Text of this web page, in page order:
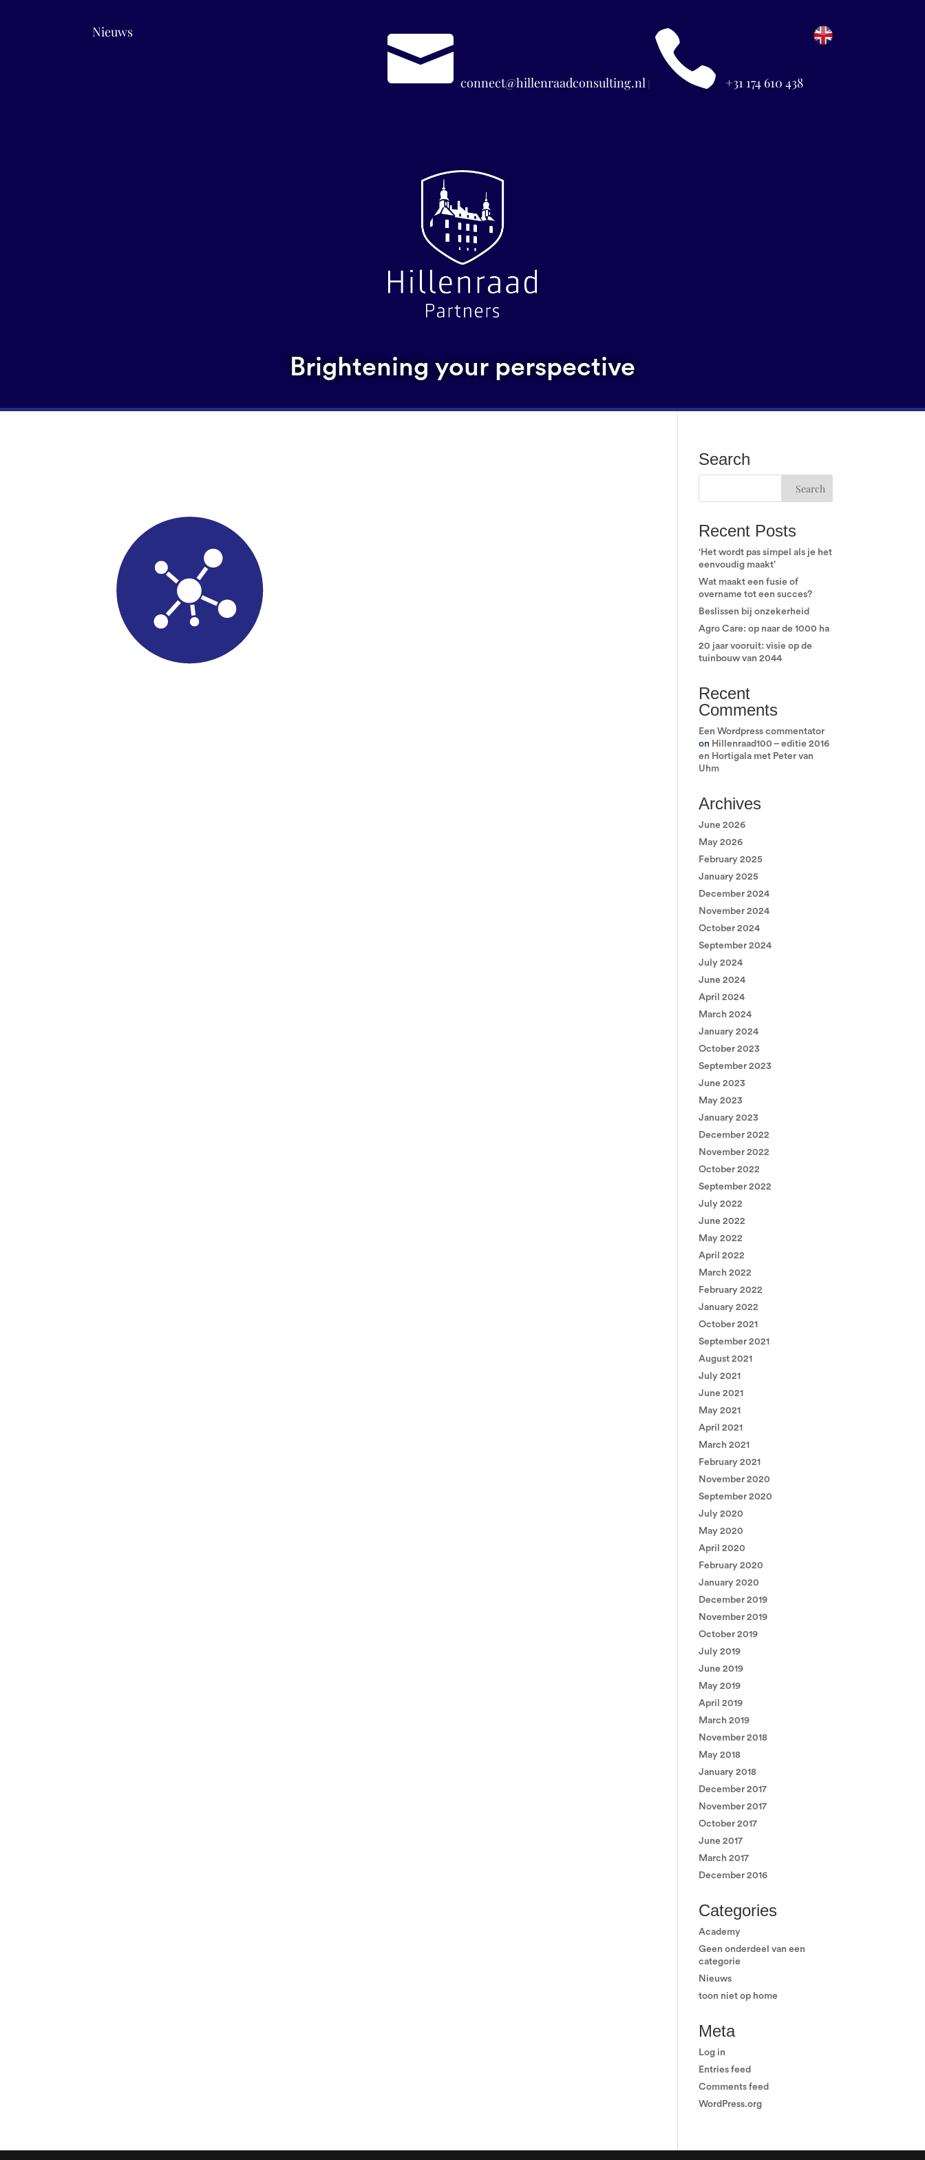
Nieuws  connect@hillenraadconsulting.nl|  +31 174 610 438
Brightening your perspective
Search
Recent Posts
‘Het wordt pas simpel als je het
eenvoudig maakt’
Wat maakt een fusie of
overname tot een succes?
Beslissen bij onzekerheid
Agro Care: op naar de 1000 ha
20 jaar vooruit: visie op de
tuinbouw van 2044
Recent
Comments
Een Wordpress commentator
on Hillenraad100 – editie 2016
en Hortigala met Peter van
Uhm
Archives
June 2026
May 2026
February 2025
January 2025
December 2024
November 2024
October 2024
September 2024
July 2024
June 2024
April 2024
March 2024
January 2024
October 2023
September 2023
June 2023
May 2023
January 2023
December 2022
November 2022
October 2022
September 2022
July 2022
June 2022
May 2022
April 2022
March 2022
February 2022
January 2022
October 2021
September 2021
August 2021
July 2021
June 2021
May 2021
April 2021
March 2021
February 2021
November 2020
September 2020
July 2020
May 2020
April 2020
February 2020
January 2020
December 2019
November 2019
October 2019
July 2019
June 2019
May 2019
April 2019
March 2019
November 2018
May 2018
January 2018
December 2017
November 2017
October 2017
June 2017
March 2017
December 2016
Categories
Academy
Geen onderdeel van een
categorie
Nieuws
toon niet op home
Meta
Log in
Entries feed
Comments feed
WordPress.org